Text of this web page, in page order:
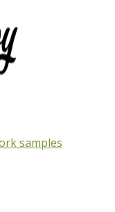
samples